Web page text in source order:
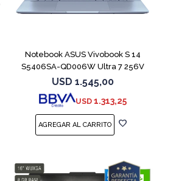
Notebook ASUS Vivobook S 14
S5406SA-QD006W Ultra 7 256V
1TB
USD 1.545,00
USD 1.313,25